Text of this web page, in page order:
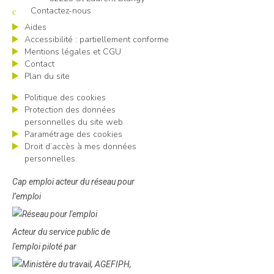
Contactez-nous
Aides
Accessibilité : partiellement conforme
Mentions légales et CGU
Contact
Plan du site
Politique des cookies
Protection des données
personnelles du site web
Paramétrage des cookies
Droit d’accès à mes données
personnelles
Cap emploi acteur du réseau pour
l’emploi
Acteur du service public de
l'emploi piloté par